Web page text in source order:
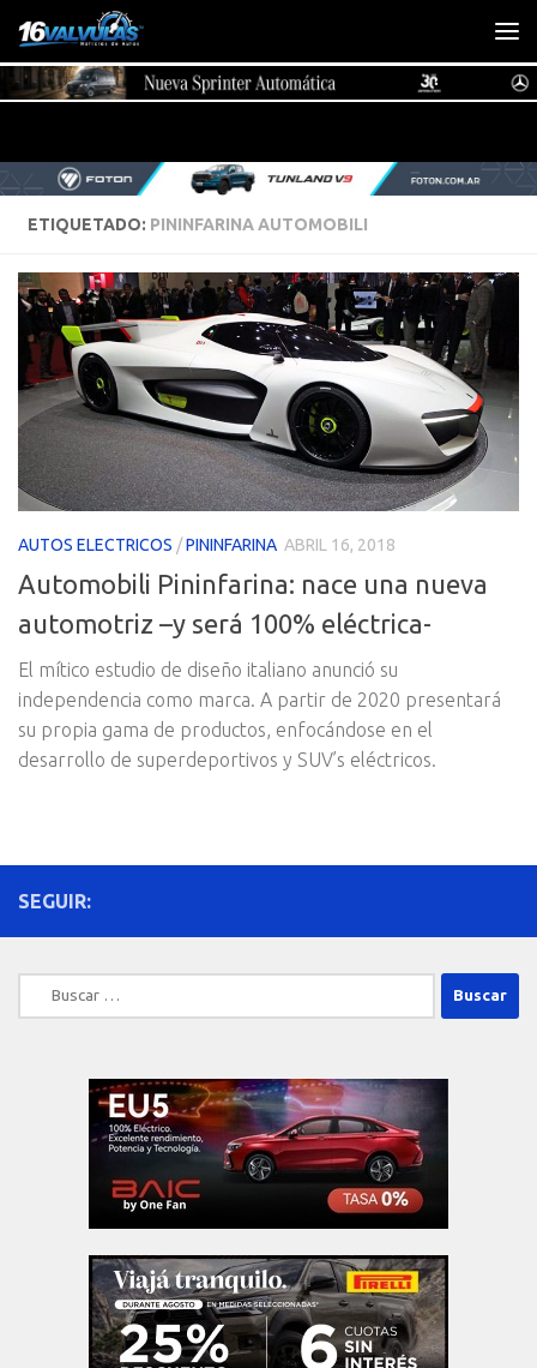
Saltar al contenido
ETIQUETADO: PININFARINA AUTOMOBILI
AUTOS ELECTRICOS /PININFARINA ABRIL 16, 2018
Automobili Pininfarina: nace una nueva
automotriz –y será 100% eléctrica-
El mítico estudio de diseño italiano anunció su
independencia como marca. A partir de 2020 presentará
su propia gama de productos, enfocándose en el
desarrollo de superdeportivos y SUV’s eléctricos.
SEGUIR:
Buscar: